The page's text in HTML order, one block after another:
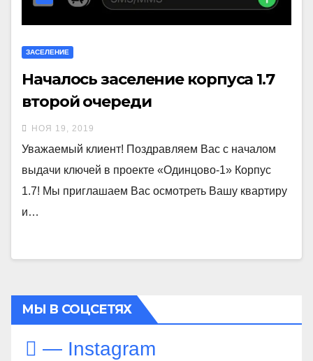
ЗАСЕЛЕНИЕ
Началось заселение корпуса 1.7
второй очереди
НОЯ 19, 2019
Уважаемый клиент! Поздравляем Вас с началом
выдачи ключей в проекте «Одинцово-1» Корпус
1.7! Мы приглашаем Вас осмотреть Вашу квартиру
и…
МЫ В СОЦСЕТЯХ
— Instagram